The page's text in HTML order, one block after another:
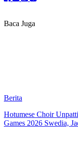
Baca Juga
Berita
Hotumese Choir
Games 2026 Swedia,